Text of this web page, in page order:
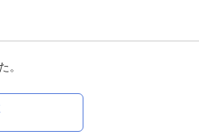
。